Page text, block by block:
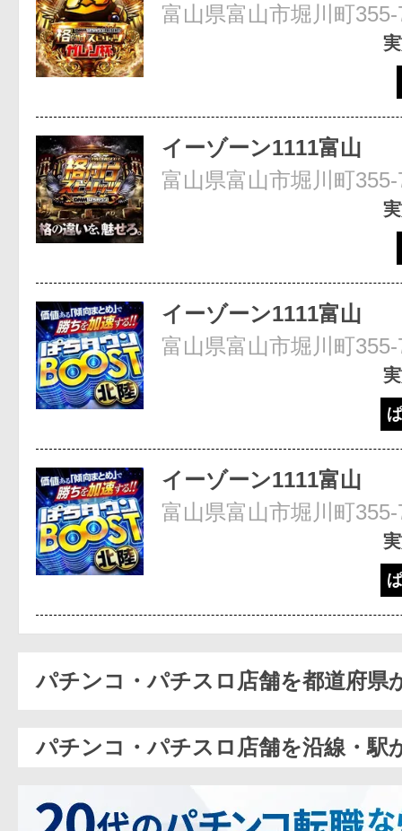
富山県富山市堀川町355-
イーゾーン1111富山
富山県富山市堀川町355-
イーゾーン1111富山
富山県富山市堀川町355-
イーゾーン1111富山
富山県富山市堀川町355-
パチンコ・パチスロ店舗を都道府県
パチンコ・パチスロ店舗を沿線・駅